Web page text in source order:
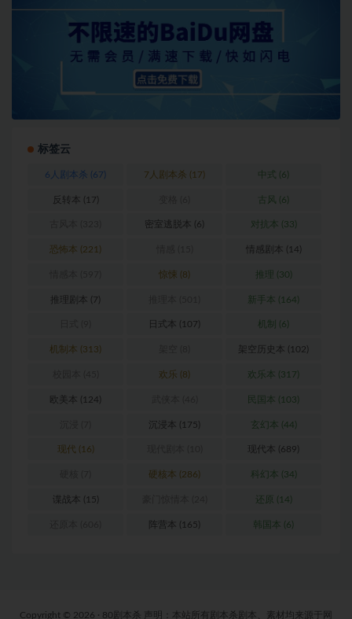
标签云
6人剧本杀 (67) 7人剧本杀 (17) 中式 (6)
反转本 (17) 古风 (6)
密室逃脱本 (6) 对抗本 (33)
恐怖本 (221) 情感剧本 (14)
惊悚 (8) 推理 (30)
推理剧本 (7) 新手本 (164)
日式本 (107) 机制 (6)
机制本 (313) 架空历史本 (102)
欢乐 (8) 欢乐本 (317)
欧美本 (124) 民国本 (103)
沉浸本 (175) 玄幻本 (44)
现代 (16) 现代本 (689)
硬核本 (286) 科幻本 (34)
谍战本 (15) 还原 (14)
阵营本 (165) 韩国本 (6)
Copyright © 2026 · 80剧本杀 声明：本站所有剧本杀剧本、素材均来源于网